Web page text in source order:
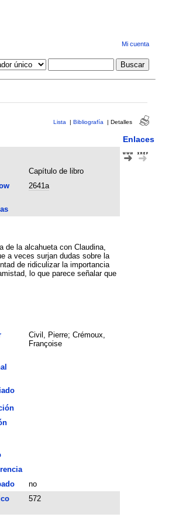
Mi cuenta
Lista | Bibliografía | Detalles
Enlaces
Capítulo de libro
2641a
la alcahueta con Claudina,
a veces surjan dudas sobre la
de ridiculizar la importancia
lo que parece señalar que
Civil, Pierre; Crémoux,
Françoise
no
572